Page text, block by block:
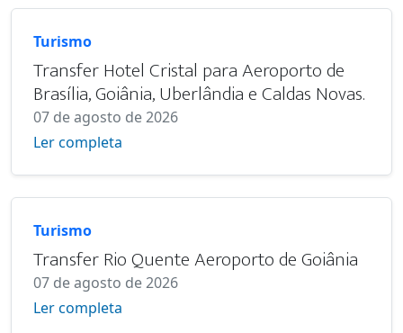
Turismo
Transfer Hotel Cristal para Aeroporto de
Brasília, Goiânia, Uberlândia e Caldas Novas.
07 de agosto de 2026
Ler completa
Turismo
Transfer Rio Quente Aeroporto de Goiânia
07 de agosto de 2026
Ler completa